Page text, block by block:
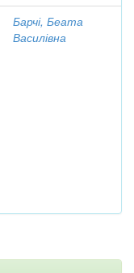
Барчі, Беата
Василівна